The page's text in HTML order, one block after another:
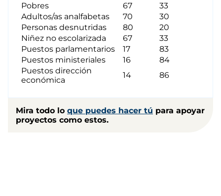
Pobres
67
33
Adultos/as analfabetas
70
30
Personas desnutridas
80
20
Niñez no escolarizada
67
33
Puestos parlamentarios
17
83
Puestos ministeriales
16
84
Puestos dirección
económica
14 86
Mira todo lo que puedes hacer tú para apoyar
proyectos como estos.